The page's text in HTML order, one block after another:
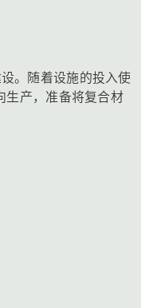
。随着设施的投入使
生产，准备将复合材